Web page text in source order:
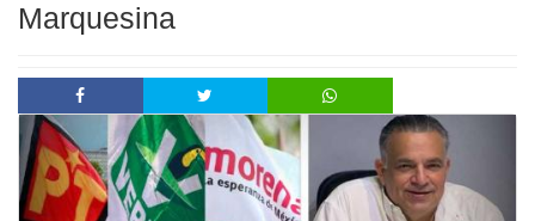
Marquesina